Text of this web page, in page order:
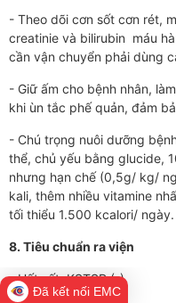
- Theo dõi cơn sốt cơn rét,
creatinie và bilirubin máu
cần vận chuyển phải dùng
- Giữ ấm cho bệnh nhân,
khi ùn tắc phế quản, đảm
- Chú trọng nuôi dưỡng
thể, chủ yếu bằng glucide,
nhưng hạn chế (0,5g/ kg/
kali, thêm nhiều vitamine
tối thiểu 1.500 kcalori/ ngày.
8. Tiêu chuẩn ra viện
- Hết sốt, KSTSR (-)
Đã kết nối EMC